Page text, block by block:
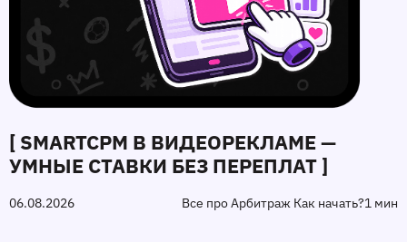
[ SMARTCPM В ВИДЕОРЕКЛАМЕ —
УМНЫЕ СТАВКИ БЕЗ ПЕРЕПЛАТ ]
06.08.2026 Все про Арбитраж Как начать?1 мин